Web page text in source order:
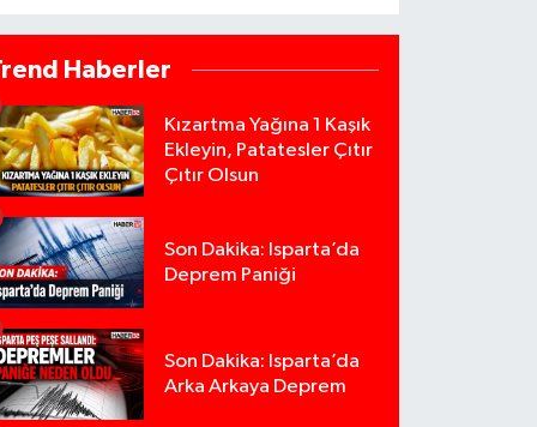
Haberler
Kızartma Yağına 1 Kaşık
Ekleyin, Patatesler Çıtır
Çıtır Olsun
Son Dakika: Isparta’da
Deprem Paniği
Son Dakika: Isparta’da
Arka Arkaya Deprem